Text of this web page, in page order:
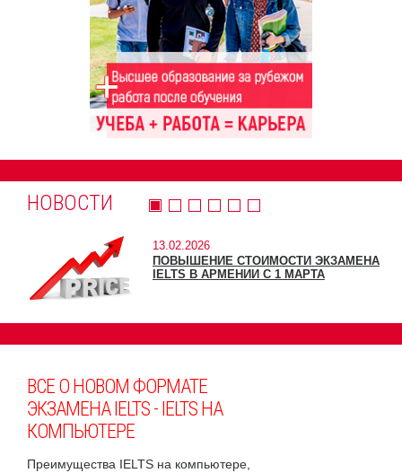
НОВОСТИ
13.02.2026
ПОВЫШЕНИЕ СТОИМОСТИ ЭКЗАМЕНА
IELTS В АРМЕНИИ С 1 МАРТА
ВСЕ О НОВОМ ФОРМАТЕ
ЭКЗАМЕНА IELTS - IELTS НА
КОМПЬЮТЕРЕ
Преимущества IELTS на компьютере,